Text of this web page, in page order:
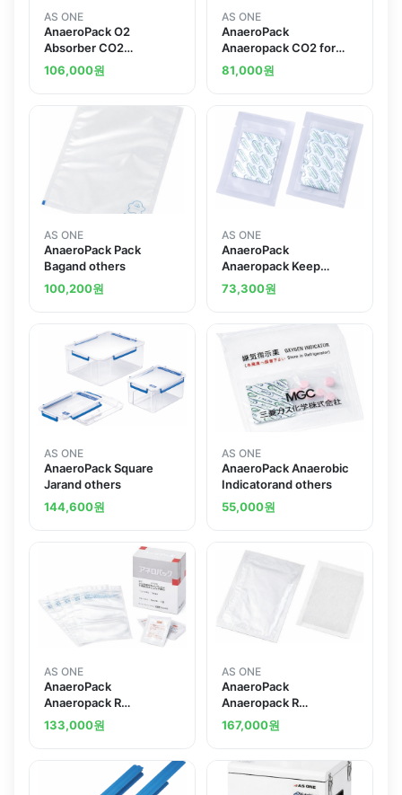
AS ONE
AnaeroPack O2
Absorber CO2
Generatorand others
106,000원
AS ONE
AnaeroPack
Anaeropack CO2 for
Carbon Gas Cultivation
Jar Agentand others
81,000원
AS ONE
AnaeroPack Pack
Bagand others
100,200원
AS ONE
AnaeroPack
Anaeropack Keep
Oxygen Absorber for
Medium Storage Petri
73,300원
AS ONE
AnaeroPack Square
Jarand others
144,600원
AS ONE
AnaeroPack Anaerobic
Indicatorand others
55,000원
AS ONE
AnaeroPack
Anaeropack R
Microaerophilic A-18
133,000원
AS ONE
AnaeroPack
Anaeropack R
Anaerobic Culture
Agent A-07
167,000원